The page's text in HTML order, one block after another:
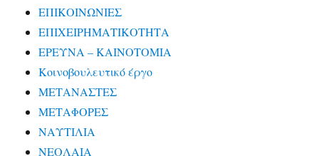
ΕΠΙΚΟΙΝΩΝΙΕΣ
ΕΠΙΧΕΙΡΗΜΑΤΙΚΟΤΗΤΑ
ΕΡΕΥΝΑ – ΚΑΙΝΟΤΟΜΙΑ
Κοινοβουλευτικό έργο
ΜΕΤΑΝΑΣΤΕΣ
ΜΕΤΑΦΟΡΕΣ
ΝΑΥΤΙΛΙΑ
ΝΕΟΛΑΙΑ